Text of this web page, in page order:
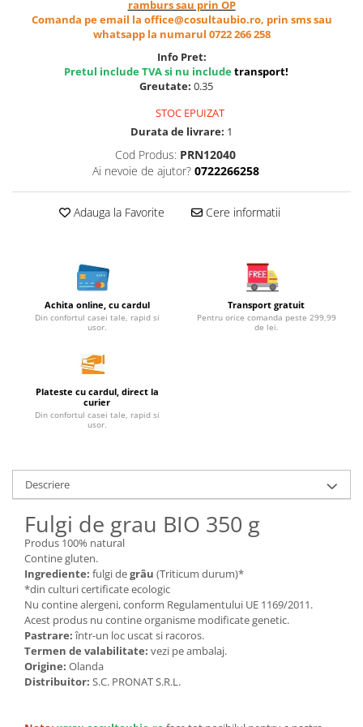
Cereale, fulgi din cereale, mic
dejun
Bauturi vegetale
Orez, Faina si Premixuri
Sosuri, Ketchup bio
Pudre si prafuri
Supe
Conserve, Pateuri, creme
Leguminoase si seminte
Fermenti si gelifianti
Produse din soia
Produse care inlocuiesc carnea
Dulciuri
Ciocolata
Dulceturi, gemuri, compoturi
Creme
Bomboane, Caramele si Jeleuri
Biscuiti si napolitane
Inghetata
Zahar si indulcitori
Batoane
Dulciuri bio
Guma de mestecat bio
ramburs sau prin OP
Comanda pe email la office@cosultaubio.ro, prin sms sau
whatsapp la numarul 0722 266 258
Info Pret:
Pretul include TVA si nu includetransport!
Greutate: 0.35
STOC EPUIZAT
Durata de livrare: 1
Cod Produs: PRN12040
Ai nevoie de ajutor? 0722266258
Adauga la Favorite Cere informatii
Achita online, cu cardul
Din confortul casei tale, rapid si
usor.
Transport gratuit
Pentru orice comanda peste 299,99
de lei.
Plateste cu cardul, direct la
curier
Din confortul casei tale, rapid si
usor.
Descriere
Fulgi de grau BIO 350 g
Produs 100% natural
Contine gluten.
Ingrediente: fulgi degrâu (Triticum durum)*
*din culturi certificate ecologic
Nu contine alergeni, conform Regulamentului UE 1169/2011.
Acest produs nu contine organisme modificate genetic.
Pastrare:într-un loc uscat si racoros.
Termen de valabilitate: vezi pe ambalaj.
Origine: Olanda
Distribuitor: S.C. PRONAT S.R.L.